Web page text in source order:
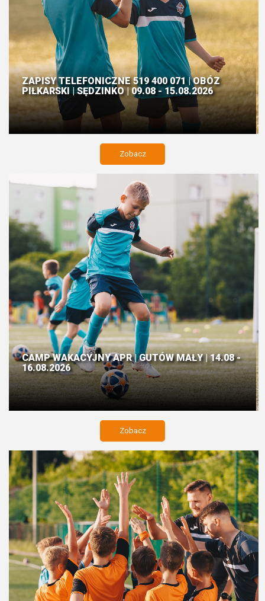
ZAPISY TELEFONICZNE 519 400 071 | OBÓZ
PIŁKARSKI | SĘDZINKO | 09.08 - 15.08.2026
Zobacz
CAMP WAKACYJNY APR | GUTÓW MAŁY | 14.08 -
16.08.2026
Zobacz